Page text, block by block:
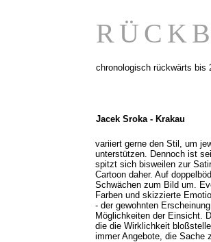
variiert gerne den Stil, um
unterstützen. Dennoch ist
spitzt sich bisweilen zur
Cartoon daher. Auf
Schwächen zum Bild um.
Farben und skizzierte
- der gewohnten
Möglichkeiten der Einsicht.
die die Wirklichkeit
immer Angebote, die Sache
Jacek Sroka - Krakau
chronologisch rückwärts bis